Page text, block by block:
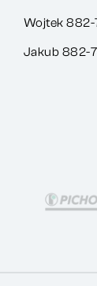
Wojtek
Jakub 882-